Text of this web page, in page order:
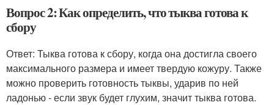
Вопрос 2: Как определить, что тыква готова к
сбору
Ответ: Тыква готова к сбору, когда она достигла своего
максимального размера и имеет твердую кожуру. Также
можно проверить готовность тыквы, ударив по ней
ладонью - если звук будет глухим, значит тыква готова.